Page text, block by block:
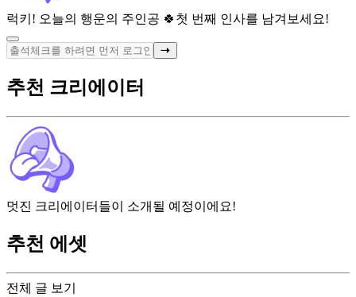
럭키! 오늘의 행운의 주인공 🍀 첫 번째 인사를 남겨보세요!
전체 글 보기
추천 크리에이터
멋진 크리에이터들이 소개될 예정이에요!
추천 에셋